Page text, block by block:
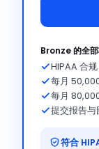
Bronze 的全部
HIPAA 合
每月
每月
提交报告与
符合